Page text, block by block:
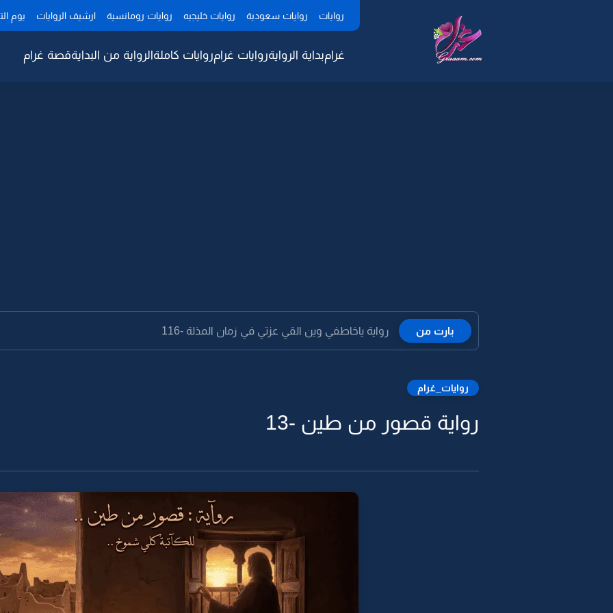
روايات روايات سعودية روايات خليجيه روايات رومانسية ارشيف الروايات يوم
غرامبداية الروايةروايات غرامروايات كاملةالرواية من البدايةقصة غرام
بارت من رواية ياخاطفي وين القي عزتي في زمان المذلة -116
روايات_غرام
رواية قصور من طين -13